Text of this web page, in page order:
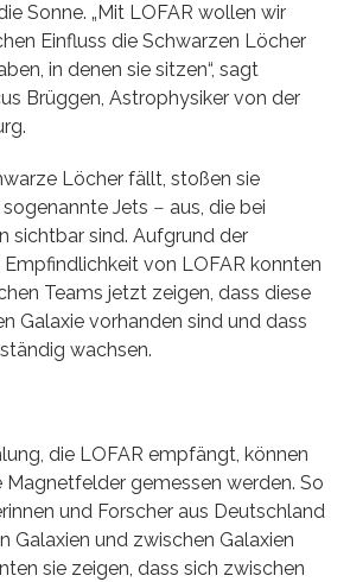
Sonne. „Mit LOFAR wollen wir
Einfluss die Schwarzen Löcher
in denen sie sitzen“, sagt
Brüggen, Astrophysiker von der
Löcher fällt, stoßen sie
Jets ‒ aus, die bei
sichtbar sind. Aufgrund der
von LOFAR konnten
Teams jetzt zeigen, dass diese
Galaxie vorhanden sind und dass
wachsen.
die LOFAR empfängt, können
gemessen werden. So
und Forscher aus Deutschland
Galaxien und zwischen Galaxien
sie zeigen, dass sich zwischen